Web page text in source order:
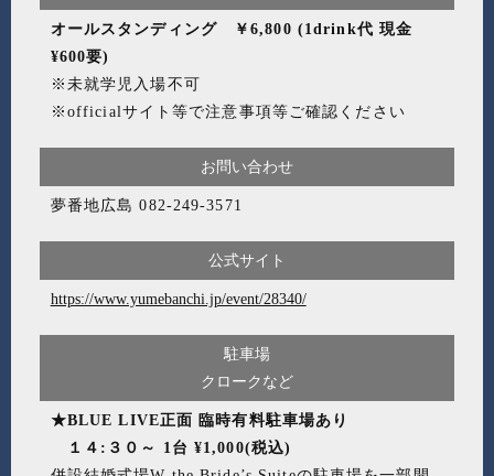
オールスタンディング ￥6,800 (1drink代 現金
¥600要)
※未就学児入場不可
※officialサイト等で注意事項等ご確認ください
お問い合わせ
夢番地広島082-249-3571
公式サイト
https://www.yumebanchi.jp/event/28340/
駐車場
クロークなど
★BLUE LIVE正面 臨時有料駐車場あり
１４:３０～ 1台 ¥1,000(税込)